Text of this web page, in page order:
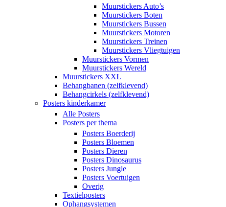
Muurstickers Auto’s
Muurstickers Boten
Muurstickers Bussen
Muurstickers Motoren
Muurstickers Treinen
Muurstickers Vliegtuigen
Muurstickers Vormen
Muurstickers Wereld
Muurstickers XXL
Behangbanen (zelfklevend)
Behangcirkels (zelfklevend)
Posters kinderkamer
Alle Posters
Posters per thema
Posters Boerderij
Posters Bloemen
Posters Dieren
Posters Dinosaurus
Posters Jungle
Posters Voertuigen
Overig
Textielposters
Ophangsystemen